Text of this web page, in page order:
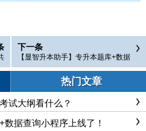
下一条
【显智升本助手】专升本题库+数据
查询小程序上线了！
热门文章
试大纲看什么？
数据查询小程序上线了！